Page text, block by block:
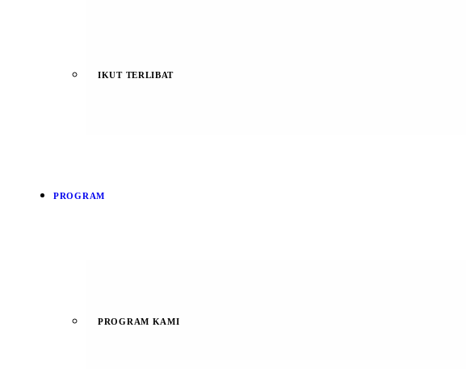
IKUT TERLIBAT
PROGRAM
PROGRAM KAMI